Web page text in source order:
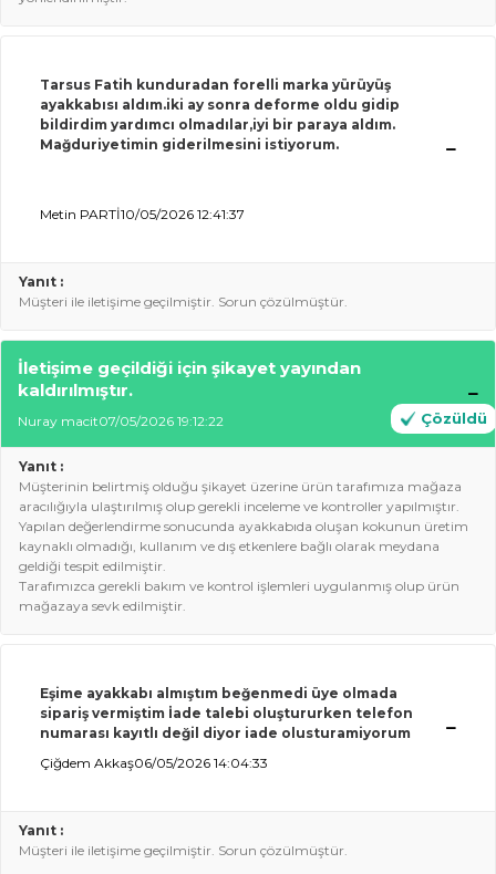
Tarsus Fatih kunduradan forelli marka yürüyüş
ayakkabısı aldım.iki ay sonra deforme oldu gidip
bildirdim yardımcı olmadılar,iyi bir paraya aldım.
Mağduriyetimin giderilmesini istiyorum.
Metin PARTİ10/05/2026 12:41:37
Yanıt :
Müşteri ile iletişime geçilmiştir. Sorun çözülmüştür.
İletişime geçildiği için şikayet yayından
kaldırılmıştır.
Çözüldü
Nuray macit07/05/2026 19:12:22
Yanıt :
Müşterinin belirtmiş olduğu şikayet üzerine ürün tarafımıza mağaza
aracılığıyla ulaştırılmış olup gerekli inceleme ve kontroller yapılmıştır.
Yapılan değerlendirme sonucunda ayakkabıda oluşan kokunun üretim
kaynaklı olmadığı, kullanım ve dış etkenlere bağlı olarak meydana
geldiği tespit edilmiştir.
Tarafımızca gerekli bakım ve kontrol işlemleri uygulanmış olup ürün
mağazaya sevk edilmiştir.
Eşime ayakkabı almıştım beğenmedi üye olmada
sipariş vermiştim İade talebi oluştururken telefon
numarası kayıtlı değil diyor iade olusturamiyorum
Çiğdem Akkaş06/05/2026 14:04:33
Yanıt :
Müşteri ile iletişime geçilmiştir. Sorun çözülmüştür.